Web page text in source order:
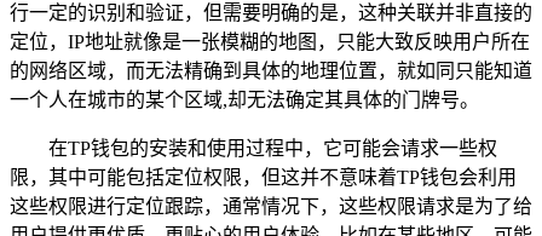
行一定的识别和验证，但需要明确的是，这种关联并非直接的
定位，IP地址就像是一张模糊的地图，只能大致反映用户所在
的网络区域，而无法精确到具体的地理位置，就如同只能知道
一个人在城市的某个区域,却无法确定其具体的门牌号。
在TP钱包的安装和使用过程中，它可能会请求一些权
限，其中可能包括定位权限，但这并不意味着TP钱包会利用
这些权限进行定位跟踪，通常情况下，这些权限请求是为了给